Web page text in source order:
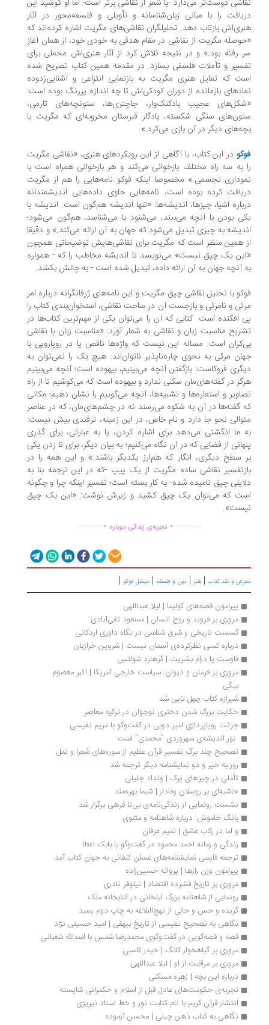
دوست‌تر می‌دارد -‌یا شعر از نقاشی برتر است‌- اما او کوشید این
را با مبانی زبان‌شناسانه و تأویلی و فلسفه‌محور در آثار
بازتاب دهد. تحلیلگران نقاشی‌های مگریت اشاره کرده‌اند که
مگریت از نقاشی در مقام هدفی به خودی خود، از همان آغاز
رفته بود.» و در نتیجه تلاش کرد از آثار هنری‌اش محملی برای
و تأملات فلسفی بسازد. در مقدمه‌ همین کتاب تصریح شده
که تمایل هنری مگریت به بازنمایی انتزاعی و آشنایی‌زدوده
بازمانده از دوران کودکی‌اش تا چه اندازه پررنگ بوده است:
عجیب بادکنک‌وار، جاچتری‌ها، ستونچه‌های تارمی،
سنگی شکسته، یادگار قبرستان مخروبه‌ای که مگریت با
دیگر در آن بازی می‌کرد.»
در این کتاب، با آگاهی از این رویکردهای هنری، «نقاشی مگریت
به سه راه مختلف بازخوانی می‌کند و هر بازخوانی همراه است با
تجسمی.» مخصوصا اینکه فوکو نامه‌هایی را هم از مگریت
کرده بوده است، نامه‌هایی حاوی داده‌هایی اندیشمندانه
اشیا، چیزها، اندیشه‌ها: «تنها اندیشه هم‌گون است. اندیشه با
بودن با آنچه می‌بیند، می‌شنود یا می‌شناسد، هم‌گون می‌شود؛
به چیزی تبدیل می‌شود که جهان به آن ارائه می‌کند.» و دقیقا
همین منظر است که مگریت برای نقاشی‌هایش توضیحاتی همچون
یک چپق نیست» می‌نویسد تا اندیشه‌ مخاطب را که - همواره
آنچه جهان به آن ارائه داده، تبدیل شده است - به چالش بکشد.
با تحلیل نقاشی چپق مگریت و این نامه‌های ژرفانگرانه درباره‌ امر
و نامرئی و بازجست آن در ساحت نقاشی، استخوان‌بندی کتاب را
افکنده است. کتابی که آن را می‌توان یکی از مهم‌ترین کتاب‌ها در
مناسبت زبان و نقاشی به شمار آورد: «مناسبت زبان با نقاشی
است. مساله این نیست که واژه‌ها ناقص یا در رویارویی با
مرئی به نحوی چاره‌ناپذیر ناتوان‌اند. هیچ یک را نمی‌توان به
فروکاست: بازگفتن آنچه می‌بینیم، بیهوده است؛ آنچه می‌بینیم
در گفته‌های‌مان سکنی ندارد و بیهوده است که می‌کوشیم تا از راه
و استعاره‌ها و تشبیه‌ها، آنچه می‌گوییم را نشان دهیم؛ مکانی
گفته‌ها در آن به شکوه می‌رسند نه در چشم‌های‌مان، که در عناصر
نحو جا دارد و نام خاص، در این زمینه، ترفندی بیش نیست:
ما انگشتی می‌دهد برای اشاره کردن، یا به عبارتی، برای گذری
از فضایی که در آن نگاه می‌کنیم؛ به بیان دیگر، برای تا زدن یکی
سطح دیگری، انگار که هم‌ارز یکدیگر باشند.» و این همه را در
نقاشی ساده مگریت از یک پیپ -‌که در این ترجمه بنا به
چپق نامیده شده‌- به کار بسته است؛ تفسیر اینکه چرا و چگونه
که می‌توان یک چپق کشید و زیرش نوشت: «این یک چپق
...............
. تجربه‌ی زندگی دوباره.
..............
و نقد کتاب|هنر|دین و فلسفه|میشل فوکو|
پیرامون قصه‌های کولیما | لیلا عبداللهی
مروری بر فروید و روح انسان | مسعود تقی‌آبادی
گسست تاریخی و شرق شناسی در نگاه داوری اردکانی
درباره کسی نظرکرده‌ی آسمان نیست | شروین خرازیان
فاوست یا درام بشریت | گرهارد شولتس
مروری بر فرمان و دیوان: سیاست خارجی آمریکا | اکبر معصوم
شیرازه کتاب چهل تایی شد
حکایت بزرگ شدن دختری نوجوان در ترکیه معاصر
جرئت رویاپردازی امیر دوبی در گفت‌وگو با مریم نفیسی
نور اندیشه‌ی سهروردی "محمدی" است
تصحیح چند برگ تفسیر قرآن عظیم از سوره‌های شعرا و نمل
روز به خیر و دو نمایشنامه دیگر ترجمه شد
تأملی در چیزهای پرک | ونداد جلیلی
حاشیه‌ای بر روسلان وفادار | شيما بهره‌مند
نشست رونمایی از زندگی‌نامه‌ی بی‌تا فرهی برگزار شد
بانگ خاموش: درباره شاهنامه و مثنوی
و اما در رکاب عشق | تمیم عرفان
زندگی و زمانه احمد محمود در گفت‌وگو با بابک اعطا
ترجمه فارسی نمایشنامه‌های غسان کنفانی به جهان کتاب آمد
پیرامون وزن رازها | پروانه حسین‌زاده
مروری بر تاریخ فشرده اقتصاد | نیلوفر نادری
رونمایی از شاهنامه بزرگ ایلخانی در کتابخانه ملک
گزیده و حس و حالی از نهج‌البلاغه به چاپ دوم رسید
نگاهی به تصحیح نفیسی از تاریخ بیهقی | امید حسینی نژاد
قصه و قصه‌گويی در گفت‌وگوی محمدرضا شمس با اسدالله شعبانی
مروری بر گیاهخوار کانگ | حیدر کاسبی
مروری بر مراقبت از او | لیلا عبداللهی
درباره این بچه | زهره مسکنی
تجربه‌‌ی حکومت‌های عادل قبل از اسلام و حکمرانی شایسته
انتشار قرآن کریم با نام کتابت نور و خط استاد نیریزی
نگاهی به کتاب ذهن چینی | محسن آزموده